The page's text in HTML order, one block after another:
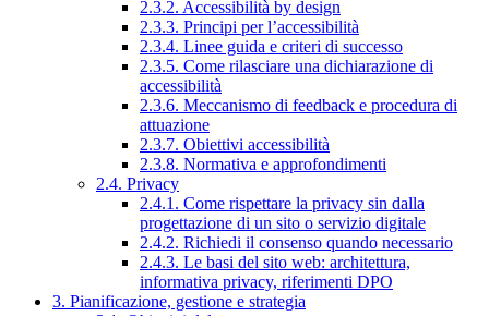
2.3.2. Accessibilità by design
2.3.3. Principi per l’accessibilità
2.3.4. Linee guida e criteri di successo
2.3.5. Come rilasciare una dichiarazione di
accessibilità
2.3.6. Meccanismo di feedback e procedura di
attuazione
2.3.7. Obiettivi accessibilità
2.3.8. Normativa e approfondimenti
2.4. Privacy
2.4.1. Come rispettare la privacy sin dalla
progettazione di un sito o servizio digitale
2.4.2. Richiedi il consenso quando necessario
2.4.3. Le basi del sito web: architettura,
informativa privacy, riferimenti DPO
3. Pianificazione, gestione e strategia